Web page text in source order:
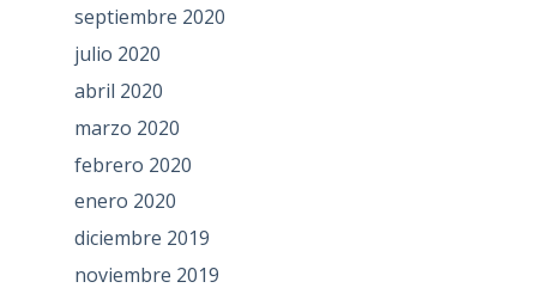
septiembre 2020
julio 2020
abril 2020
marzo 2020
febrero 2020
enero 2020
diciembre 2019
noviembre 2019